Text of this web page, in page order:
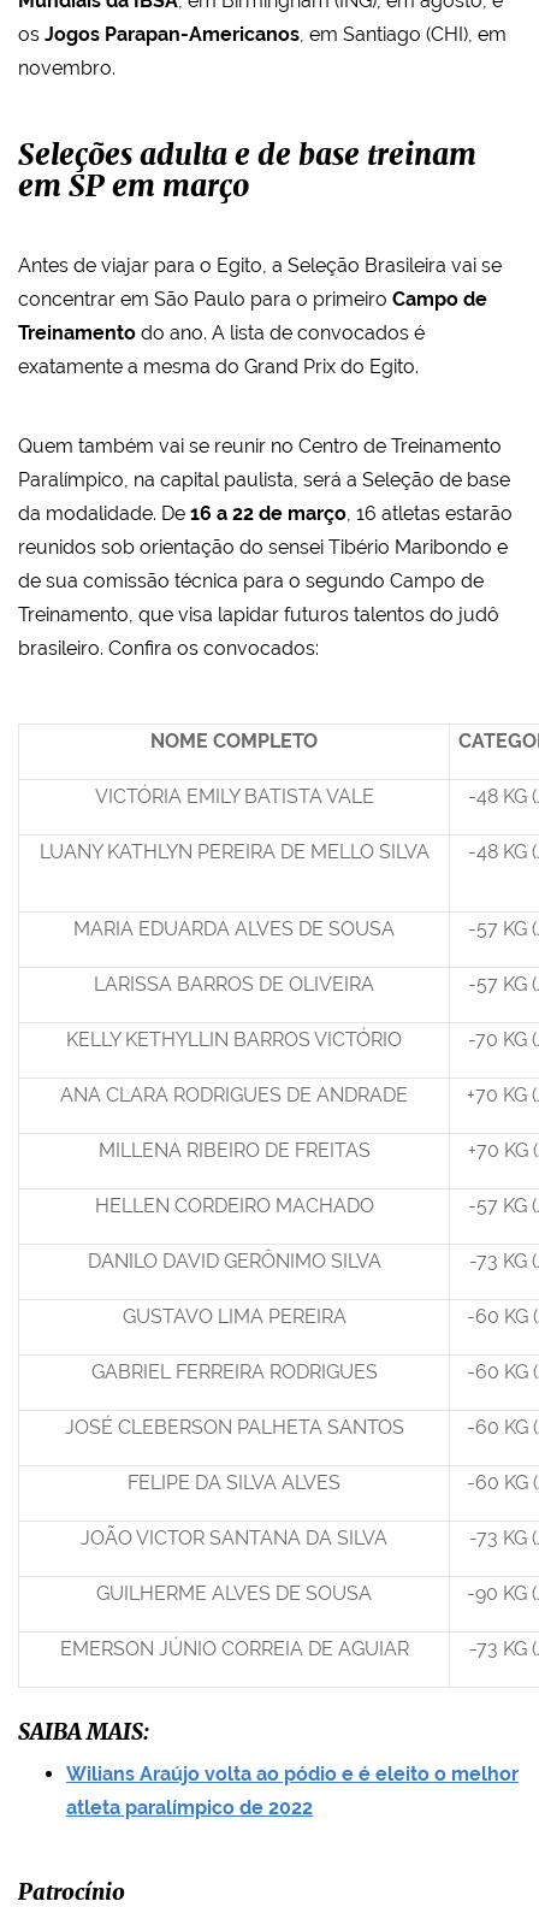
os Jogos Parapan-Americanos, em Santiago (CHI), em
novembro.
Seleções adulta e de base treinam
em SP em março
Antes de viajar para o Egito, a Seleção Brasileira vai se
concentrar em São Paulo para o primeiro Campo de
Treinamento do ano. A lista de convocados é
exatamente a mesma do Grand Prix do Egito.
Quem também vai se reunir no Centro de Treinamento
Paralímpico, na capital paulista, será a Seleção de base
da modalidade. De 16 a 22 de março, 16 atletas estarão
reunidos sob orientação do sensei Tibério Maribondo e
de sua comissão técnica para o segundo Campo de
Treinamento, que visa lapidar futuros talentos do judô
brasileiro. Confira os convocados:
NOME COMPLETO
VICTÓRIA EMILY BATISTA VALE -48 KG
LUANY KATHLYN PEREIRA DE MELLO SILVA -48 KG
MARIA EDUARDA ALVES DE SOUSA -57 KG
LARISSA BARROS DE OLIVEIRA -57 KG
KELLY KETHYLLIN BARROS VICTÓRIO -70 KG
ANA CLARA RODRIGUES DE ANDRADE +70 KG
MILLENA RIBEIRO DE FREITAS +70 KG
HELLEN CORDEIRO MACHADO -57 KG
DANILO DAVID GERÔNIMO SILVA -73 KG
GUSTAVO LIMA PEREIRA -60 KG
GABRIEL FERREIRA RODRIGUES -60 KG
JOSÉ CLEBERSON PALHETA SANTOS -60 KG
FELIPE DA SILVA ALVES -60 KG
JOÃO VICTOR SANTANA DA SILVA -73 KG
GUILHERME ALVES DE SOUSA -90 KG
EMERSON JÚNIO CORREIA DE AGUIAR -73 KG
SAIBA MAIS:
Wilians Araújo volta ao pódio e é eleito o melhor
atleta paralímpico de 2022
Patrocínio